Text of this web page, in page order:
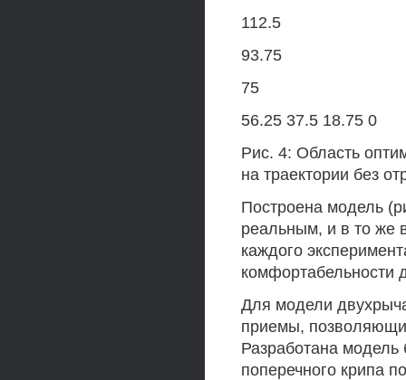
112.5
93.75
75
56.25 37.5 18.75 0
Рис. 4: Область
на траектории без
Построена модель
реальным, и в то же
каждого
комфортабельности
Для модели
приемы,
Разработана
поперечного крипа